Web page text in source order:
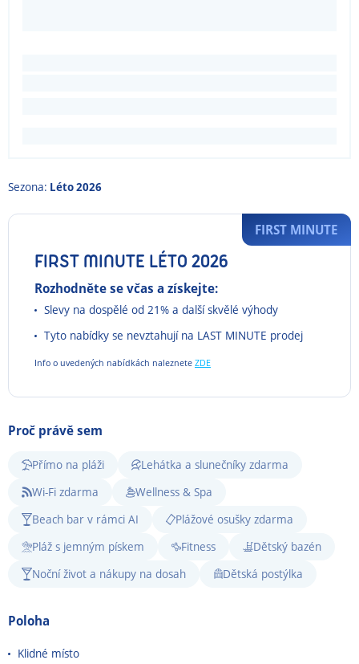
Sezona: Léto 2026
FIRST MINUTE LÉTO 2026
Rozhodněte se včas a získejte:
Slevy na dospělé od 21% a další skvělé výhody
Tyto nabídky se nevztahují na LAST MINUTE prodej
Info o uvedených nabídkách naleznete ZDE
FIRST MINUTE
Proč právě sem
Přímo na pláži
Lehátka a slunečníky zdarma
Wi-Fi zdarma
Wellness & Spa
Beach bar v rámci AI
Plážové osušky zdarma
Pláž s jemným pískem
Fitness
Dětský bazén
Noční život a nákupy na dosah
Dětská postýlka
Poloha
Klidné místo